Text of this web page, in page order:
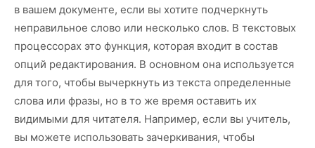
в вашем документе, если вы хотите подчеркнуть
неправильное слово или несколько слов. В текстовых
процессорах это функция, которая входит в состав
опций редактирования. В основном она используется
для того, чтобы вычеркнуть из текста определенные
слова или фразы, но в то же время оставить их
видимыми для читателя. Например, если вы учитель,
вы можете использовать зачеркивания, чтобы